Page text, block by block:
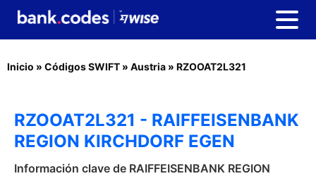
Inicio » Códigos SWIFT » Austria » RZOOAT2L321
RZOOAT2L321 - RAIFFEISENBANK
REGION KIRCHDORF EGEN
Información clave de RAIFFEISENBANK REGION